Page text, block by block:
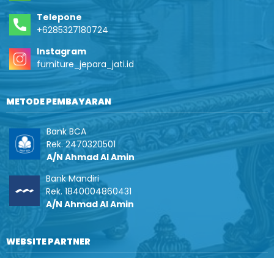
Telepone
+6285327180724
Instagram
furniture_jepara_jati.id
METODE PEMBAYARAN
Bank BCA
Rek. 2470320501
A/N Ahmad Al Amin
Bank Mandiri
Rek. 1840004860431
A/N Ahmad Al Amin
WEBSITE PARTNER